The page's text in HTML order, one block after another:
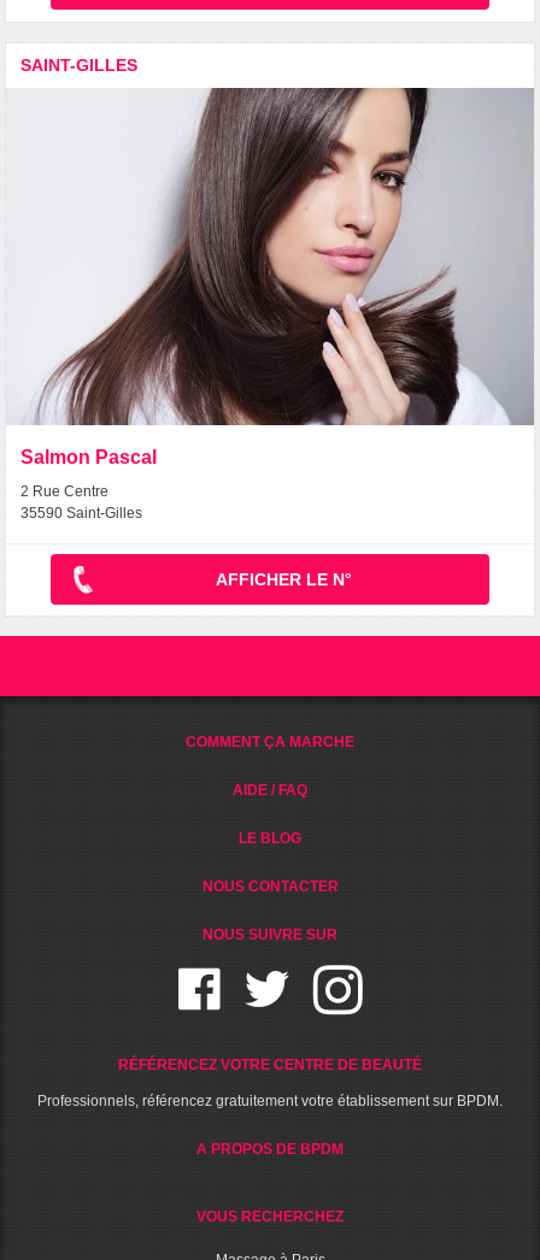
SAINT-GILLES
Salmon Pascal
2 Rue Centre
35590 Saint-Gilles
AFFICHER LE N°
COMMENT ÇA MARCHE
AIDE / FAQ
LE BLOG
NOUS CONTACTER
NOUS SUIVRE SUR
RÉFÉRENCEZ VOTRE CENTRE DE BEAUTÉ
Professionnels, référencez gratuitement votre établissement sur BPDM.
A PROPOS DE BPDM
VOUS RECHERCHEZ